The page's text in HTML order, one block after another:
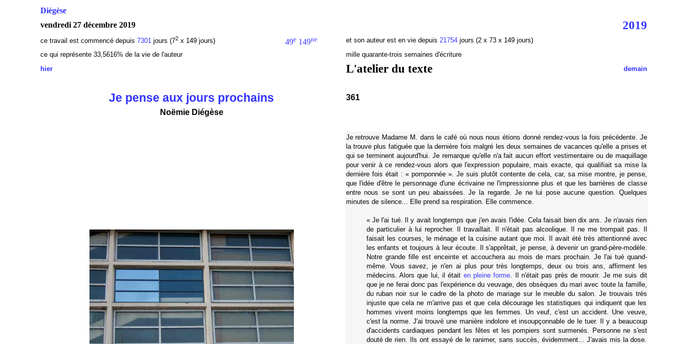
Diégèse
vendredi 27 décembre 2019
2019
ce travail est commencé depuis 7301jours (72x 149 jours) 49e149ne et son auteur est en vie depuis 21754jours (2 x 73 x 149 jours)
ce qui représente 33,5616% de la vie de l'auteur
mille quarante-trois semaines d'écriture
hier
L'atelier du texte demain
Je pense aux jours prochains
361
Noëmie Diégèse
Je retrouve Madame M. dans le café où nous nous étions donné rendez-vous la fois précédente. Je
la trouve plus fatiguée que la dernière fois malgré les deux semaines de vacances qu'elle a prises et
qui se terminent aujourd'hui. Je remarque qu'elle n'a fait aucun effort vestimentaire ou de maquillage
pour venir à ce rendez-vous alors que l'expression populaire, mais exacte, qui qualifiait sa mise la
dernière fois était : « pomponnée ». Je suis plutôt contente de cela, car, sa mise montre, je pense,
que l'idée d'être le personnage d'une écrivaine ne l'impressionne plus et que les barrières de classe
entre nous se sont un peu abaissées. Je la regarde. Je ne lui pose aucune question. Quelques
minutes de silence... Elle prend sa respiration. Elle commence.
« Je l'ai tué. Il y avait longtemps que j'en avais l'idée. Cela faisait bien dix ans. Je n'avais rien
de particulier à lui reprocher. Il travaillait. Il n'était pas alcoolique. Il ne me trompait pas. Il
faisait les courses, le ménage et la cuisine autant que moi. Il avait été très attentionné avec
les enfants et toujours à leur écoute. Il s'apprêtait, je pense, à devenir un grand-père-modèle.
Notre grande fille est enceinte et accouchera au mois de mars prochain. Je l'ai tué quand-
même. Vous savez, je n'en ai plus pour très longtemps, deux ou trois ans, affirment les
médecins. Alors que lui, il était en pleine forme. Il n'était pas près de mourir. Je me suis dit
que je ne ferai donc pas l'expérience du veuvage, des obsèques du mari avec toute la famille,
du ruban noir sur le cadre de la photo de mariage sur le meuble du salon. Je trouvais très
injuste que cela ne m'arrive pas et que cela décourage les statistiques qui indiquent que les
hommes vivent moins longtemps que les femmes. Un veuf, c'est un accident. Une veuve,
c'est la norme. J'ai trouvé une manière indolore et insoupçonnable de le tuer. Il y a beaucoup
d'accidents cardiaques pendant les fêtes et les pompiers sont surmenés. Personne ne s'est
douté de rien. Ils ont essayé de le ranimer, sans succès, évidemment... J'avais mis la dose.